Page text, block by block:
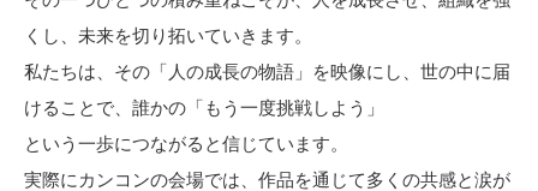
くし、未来を切り拓いていきます。
私たちは、その「人の成長の物語」を映像にし、世の中に届
けることで、誰かの「もう一度挑戦しよう」
という一歩につながると信じています。
実際にカンコンの会場では、作品を通じて多くの共感と涙が